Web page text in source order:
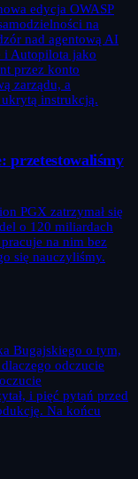
edycja OWASP
na
nad agentową AI
i Autopilota jako
przez konto
zarządu, a
instrukcją.
przetestowaliśmy
PGX zatrzymał się
o 120 miliardach
na nim bez
się nauczyliśmy.
Bugajskiego o tym,
odczucie
i pięć pytań przed
Na końcu